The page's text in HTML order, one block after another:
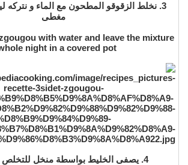
3. نخلط الزقوقو المطحون مع الماء و نتركه
مغطى
with water and leave the mixture
night in a covered pot
4. يصفى الخليط بواسطة منخل للتخلص من القشور